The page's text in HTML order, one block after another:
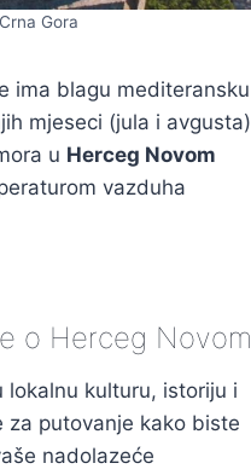
Gora
ima blagu mediteransku
mjeseci (jula i avgusta)
u Herceg Novom
vazduha
o Herceg Novom
lokalnu kulturu, istoriju i
za putovanje kako biste
nadolazeće